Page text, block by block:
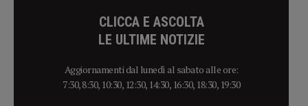
CLICCA E ASCOLTA
LE ULTIME NOTIZIE
Aggiornamenti dal lunedì al sabato alle ore:
7:30, 8:30, 10:30, 12:30, 14:30, 16:30, 18:30, 19:30